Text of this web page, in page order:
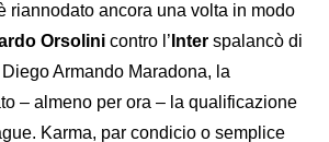
riannodato ancora una volta in modo
Orsolini contro l’ Inter spalancò di
Armando Maradona, la
– almeno per ora – la qualificazione
Karma, par condicio o semplice